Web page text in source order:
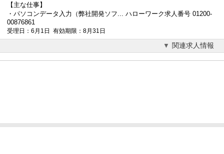
【主な仕事】
・パソコンデータ入力（弊社開発ソフ... ハローワーク求人番号 01200-
00876861
受理日：6月1日 有効期限：8月31日
関連求人情報